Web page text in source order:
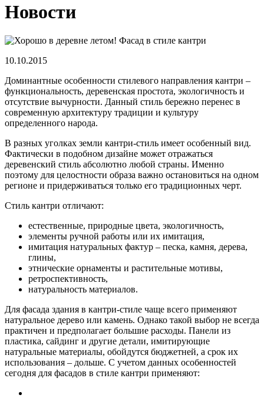
Новости
10.10.2015
Доминантные особенности стилевого направления кантри –
функциональность, деревенская простота, экологичность и
отсутствие вычурности. Данный стиль бережно перенес в
современную архитектуру традиции и культуру
определенного народа.
В разных уголках земли кантри-стиль имеет особенный вид.
Фактически в подобном дизайне может отражаться
деревенский стиль абсолютно любой страны. Именно
поэтому для целостности образа важно остановиться на одном
регионе и придерживаться только его традиционных черт.
Стиль кантри отличают:
естественные, природные цвета, экологичность,
элементы ручной работы или их имитация,
имитация натуральных фактур – песка, камня, дерева,
глины,
этнические орнаменты и растительные мотивы,
ретроспективность,
натуральность материалов.
Для фасада здания в кантри-стиле чаще всего применяют
натуральное дерево или камень. Однако такой выбор не всегда
практичен и предполагает большие расходы. Панели из
пластика, сайдинг и другие детали, имитирующие
натуральные материалы, обойдутся бюджетней, а срок их
использования – дольше. С учетом данных особенностей
сегодня для фасадов в стиле кантри применяют: